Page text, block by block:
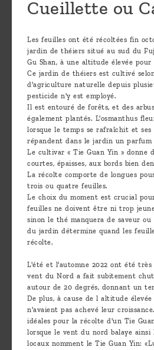
Cueillette ou
Les feuilles ont été récoltées fin
jardin de théiers situé au sud du
Gu Shan, à une altitude élevée pour
Ce jardin de théiers est cultivé
d'agriculture naturelle depuis
pesticide n'y est employé.
Il est entouré de forêts, et des
également plantés. L'osmanthus
lorsque le temps se rafraîchit et
répandent dans le jardin un
Le cultivar « Tie Guan Yin » donne
courtes, épaisses, aux bords bien
La récolte comporte de longues
trois ou quatre feuilles.
Le choix du moment est crucial
feuilles ne doivent être ni trop
sinon le thé manquera de saveur
du jardin détermine quand les
récolte.
L'été et l'automne 2022 ont été très
vent du Nord a fait subitement
autour de 20 degrés, donnant un
De plus, à cause de l altitude
n'avaient pas achevé leur
idéales pour la récolte d'un Tie
lorsque le vent du nord balaye ainsi
locaux nomment le Tie Guan Yin: